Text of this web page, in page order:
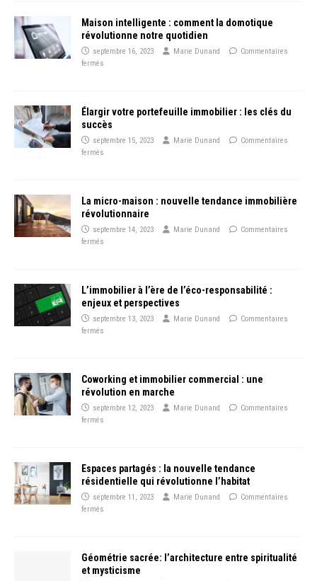
Maison intelligente : comment la domotique
révolutionne notre quotidien
septembre 16, 2023 Marie Dunand
Commentaires
fermés
Élargir votre portefeuille immobilier : les clés du
succès
septembre 15, 2023 Marie Dunand
Commentaires
fermés
La micro-maison : nouvelle tendance immobilière
révolutionnaire
septembre 14, 2023 Marie Dunand
Commentaires
fermés
L’immobilier à l’ère de l’éco-responsabilité :
enjeux et perspectives
septembre 13, 2023 Marie Dunand
Commentaires
fermés
Coworking et immobilier commercial : une
révolution en marche
septembre 12, 2023 Marie Dunand
Commentaires
fermés
Espaces partagés : la nouvelle tendance
résidentielle qui révolutionne l’habitat
septembre 11, 2023 Marie Dunand
Commentaires
fermés
Géométrie sacrée: l’architecture entre spiritualité
et mysticisme